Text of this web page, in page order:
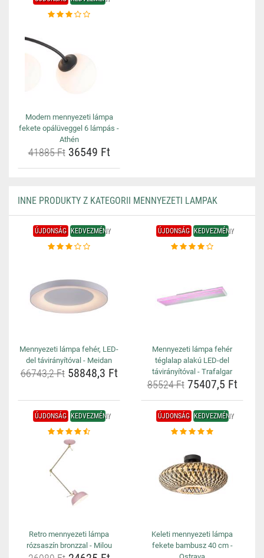
Modern mennyezeti lámpa
fekete opálüveggel 6 lámpás -
Athén
41885 Ft36549 Ft
INNE PRODUKTY Z KATEGORII MENNYEZETI LAMPAK
ÚJDONSÁG KEDVEZMÉNY
Mennyezeti lámpa fehér, LED-
del távirányítóval - Meidan
66743,2 Ft58848,3 Ft
ÚJDONSÁG KEDVEZMÉNY
Mennyezeti lámpa fehér
téglalap alakú LED-del
távirányítóval - Trafalgar
85524 Ft75407,5 Ft
ÚJDONSÁG KEDVEZMÉNY
Retro mennyezeti lámpa
rózsaszín bronzzal - Milou
ÚJDONSÁG KEDVEZMÉNY
Keleti mennyezeti lámpa
fekete bambusz 40 cm -